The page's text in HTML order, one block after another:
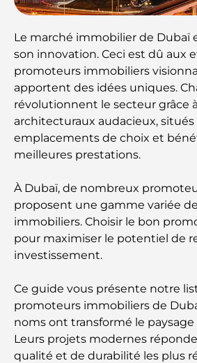
Le marché immobilier de Dubaï
son innovation. Ceci est dû aux
promoteurs immobiliers
apportent des idées uniques.
révolutionnent le secteur grâce
architecturaux audacieux, situés
emplacements de choix et
meilleures prestations.
À Dubaï, de nombreux
proposent une gamme variée
immobiliers. Choisir le bon
pour maximiser le potentiel de
investissement.
Ce guide vous présente notre
promoteurs immobiliers de
noms ont transformé le
Leurs projets modernes
qualité et de durabilité les plus